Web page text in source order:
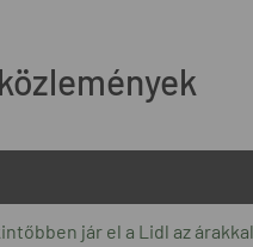
jár el a Lidl az